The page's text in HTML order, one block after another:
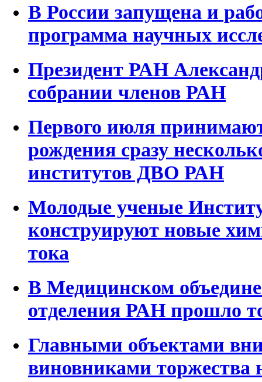
В России запущена и
программа научных
Президент РАН
собрании членов РАН
Первого июля
рождения сразу
институтов ДВО РАН
Молодые ученые
конструируют новые
тока
В Медицинском
отделения РАН прошло
Главными объектами
виновниками торжества